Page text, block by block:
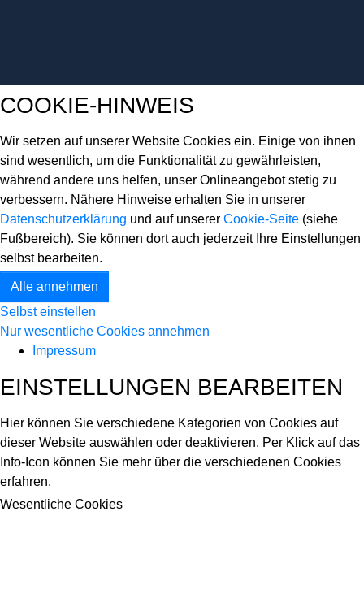
COOKIE-HINWEIS
Wir setzen auf unserer Website Cookies ein. Einige von ihnen
sind wesentlich, um die Funktionalität zu gewährleisten,
während andere uns helfen, unser Onlineangebot stetig zu
verbessern. Nähere Hinweise erhalten Sie in unserer
Datenschutzerklärung und auf unserer Cookie-Seite (siehe
Fußbereich). Sie können dort auch jederzeit Ihre Einstellungen
selbst bearbeiten.
Alle annehmen
Selbst einstellen
Nur wesentliche Cookies annehmen
Impressum
EINSTELLUNGEN BEARBEITEN
Hier können Sie verschiedene Kategorien von Cookies auf
dieser Website auswählen oder deaktivieren. Per Klick auf das
Info-Icon können Sie mehr über die verschiedenen Cookies
erfahren.
Wesentliche Cookies